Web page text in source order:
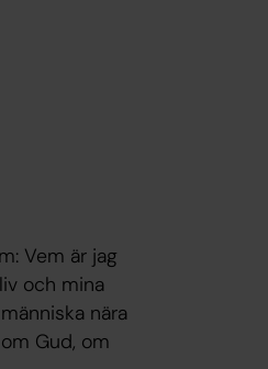
Vem är jag
och mina
nära
Gud, om